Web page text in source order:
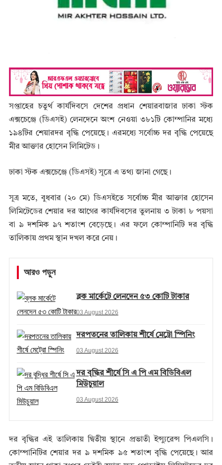
সপ্তাহের চতুর্থ কার্যদিবসে দেশের প্রধান শেয়ারবাজার ঢাকা স্টক
এক্সচেঞ্জে (ডিএসই) লেনদেনে অংশ নেওয়া ৩৮১টি কোম্পানির মধ্যে
১৯৪টির শেয়ারদর বৃদ্ধি পেয়েছে। এরমধ্যে সর্বোচ্চ দর বৃদ্ধি পেয়েছে
মীর আক্তার হোসেন লিমিটেড।
ঢাকা স্টক এক্সচেঞ্জে (ডিএসই) সূত্রে এ তথ্য জানা গেছে।
সূত্র মতে, বুধবার (২০ মে) ডিএসইতে সর্বোচ্চ মীর আক্তার হোসেন
লিমিটেডের শেয়ার দর আগের কার্যদিবসের তুলনায় ৩ টাকা ৮ পয়সা
বা ৯ দশমিক ৯৭ শতাংশ বেড়েছে। এর ফলে কোম্পানিটি দর বৃদ্ধি
তালিকায় প্রথম স্থান দখল করে নেয়।
আরও পড়ুন
ব্লক মার্কেটে লেনদেন ৫৩ কোটি টাকার
03 August 2026
দরপতনের তালিকায় শীর্ষে মেট্রো স্পিনিং
03 August 2026
দর বৃদ্ধির শীর্ষে সি এ পি এম বিডিবিএল
মিউচুয়াল
03 August 2026
দর বৃদ্ধির এই তালিকায় দ্বিতীয় স্থানে প্রভাতী ইন্স্যুরেন্স পিএলসি।
কোম্পানিটির শেয়ার দর ৯ দশমিক ৯৫ শতাংশ বৃদ্ধি পেয়েছে। আর